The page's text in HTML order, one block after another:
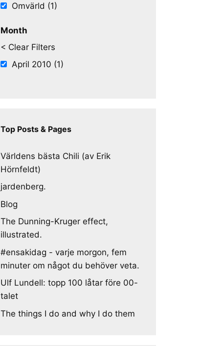
Omvärld (1)
Month
< Clear Filters
April 2010 (1)
Top Posts & Pages
Världens bästa Chili (av Erik
Hörnfeldt)
jardenberg.
Blog
The Dunning-Kruger effect,
illustrated.
#ensakidag - varje morgon, fem
minuter om något du behöver veta.
Ulf Lundell: topp 100 låtar före 00-
talet
The things I do and why I do them